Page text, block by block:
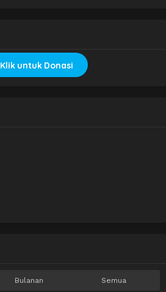
Klik untuk Donasi
Bulanan Semua